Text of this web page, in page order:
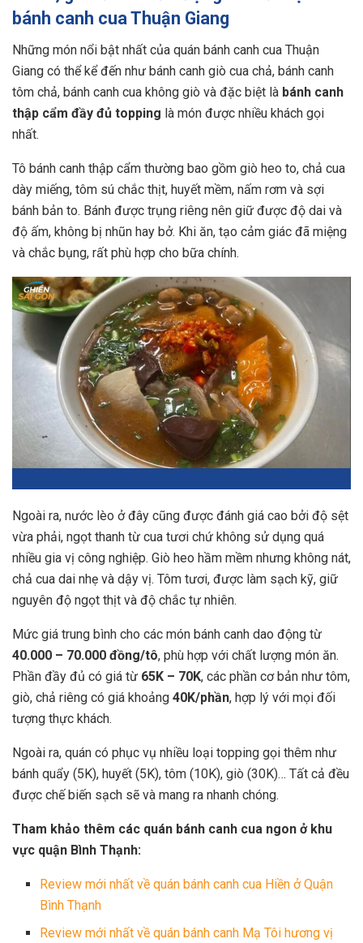
bánh canh cua Thuận Giang
Những món nổi bật nhất của quán bánh canh cua Thuận
Giang có thể kể đến như bánh canh giò cua chả, bánh canh
tôm chả, bánh canh cua không giò và đặc biệt là bánh canh
thập cẩm đầy đủ topping là món được nhiều khách gọi
nhất.
Tô bánh canh thập cẩm thường bao gồm giò heo to, chả cua
dày miếng, tôm sú chắc thịt, huyết mềm, nấm rơm và sợi
bánh bản to. Bánh được trụng riêng nên giữ được độ dai và
độ ấm, không bị nhũn hay bở. Khi ăn, tạo cảm giác đã miệng
và chắc bụng, rất phù hợp cho bữa chính.
Ngoài ra, nước lèo ở đây cũng được đánh giá cao bởi độ sệt
vừa phải, ngọt thanh từ cua tươi chứ không sử dụng quá
nhiều gia vị công nghiệp. Giò heo hầm mềm nhưng không nát,
chả cua dai nhẹ và dậy vị. Tôm tươi, được làm sạch kỹ, giữ
nguyên độ ngọt thịt và độ chắc tự nhiên.
Mức giá trung bình cho các món bánh canh dao động từ
40.000 – 70.000 đồng/tô, phù hợp với chất lượng món ăn.
Phần đầy đủ có giá từ 65K – 70K, các phần cơ bản như tôm,
giò, chả riêng có giá khoảng 40K/phần, hợp lý với mọi đối
tượng thực khách.
Ngoài ra, quán có phục vụ nhiều loại topping gọi thêm như
bánh quẩy (5K), huyết (5K), tôm (10K), giò (30K)… Tất cả đều
được chế biến sạch sẽ và mang ra nhanh chóng.
Tham khảo thêm các quán bánh canh cua ngon ở khu
vực quận Bình Thạnh:
Review mới nhất về quán bánh canh cua Hiền ở Quận
Bình Thạnh
Review mới nhất về quán bánh canh Mạ Tôi hương vị